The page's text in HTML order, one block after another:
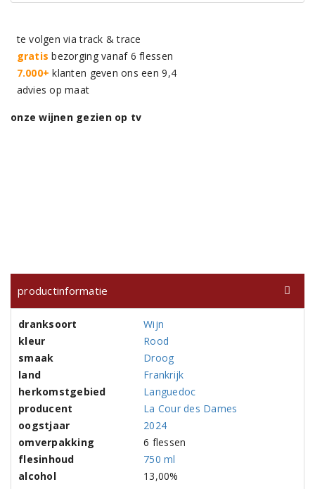
te volgen via track & trace
gratis bezorging vanaf 6 flessen
7.000+ klanten geven ons een 9,4
advies op maat
onze wijnen gezien op tv
productinformatie
dranksoort
Wijn
kleur
Rood
smaak
Droog
land
Frankrijk
herkomstgebied
Languedoc
producent
La Cour des Dames
oogstjaar
2024
omverpakking
6 flessen
flesinhoud
750 ml
alcohol
13,00%